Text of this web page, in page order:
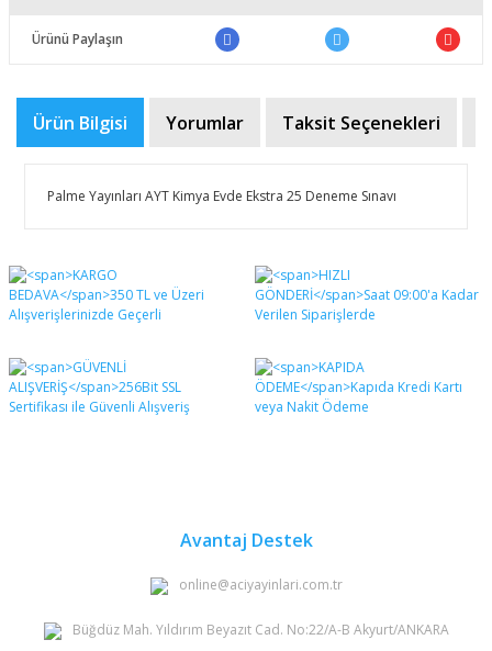
Ürünü Paylaşın
Ürün Bilgisi Yorumlar Taksit Seçenekleri
Palme Yayınları AYT Kimya Evde Ekstra 25 Deneme Sınavı
Bu ürüne ilk yorumu siz yapın!
Yorum Yaz
Bu ürünün fiyat bilgisi, resim, ürün açıklamalarında ve
diğer konularda yetersiz gördüğünüz noktaları öneri
formunu kullanarak tarafımıza iletebilirsiniz.
Görüş ve önerileriniz için teşekkür ederiz.
Ürün resmi kalitesiz, bozuk veya görüntülenemiyor.
Ürün açıklamasında eksik bilgiler bulunuyor.
Avantaj Destek
online@aciyayinlari.com.tr
Büğdüz Mah. Yıldırım Beyazıt Cad. No:22/A-B Akyurt/ANKARA